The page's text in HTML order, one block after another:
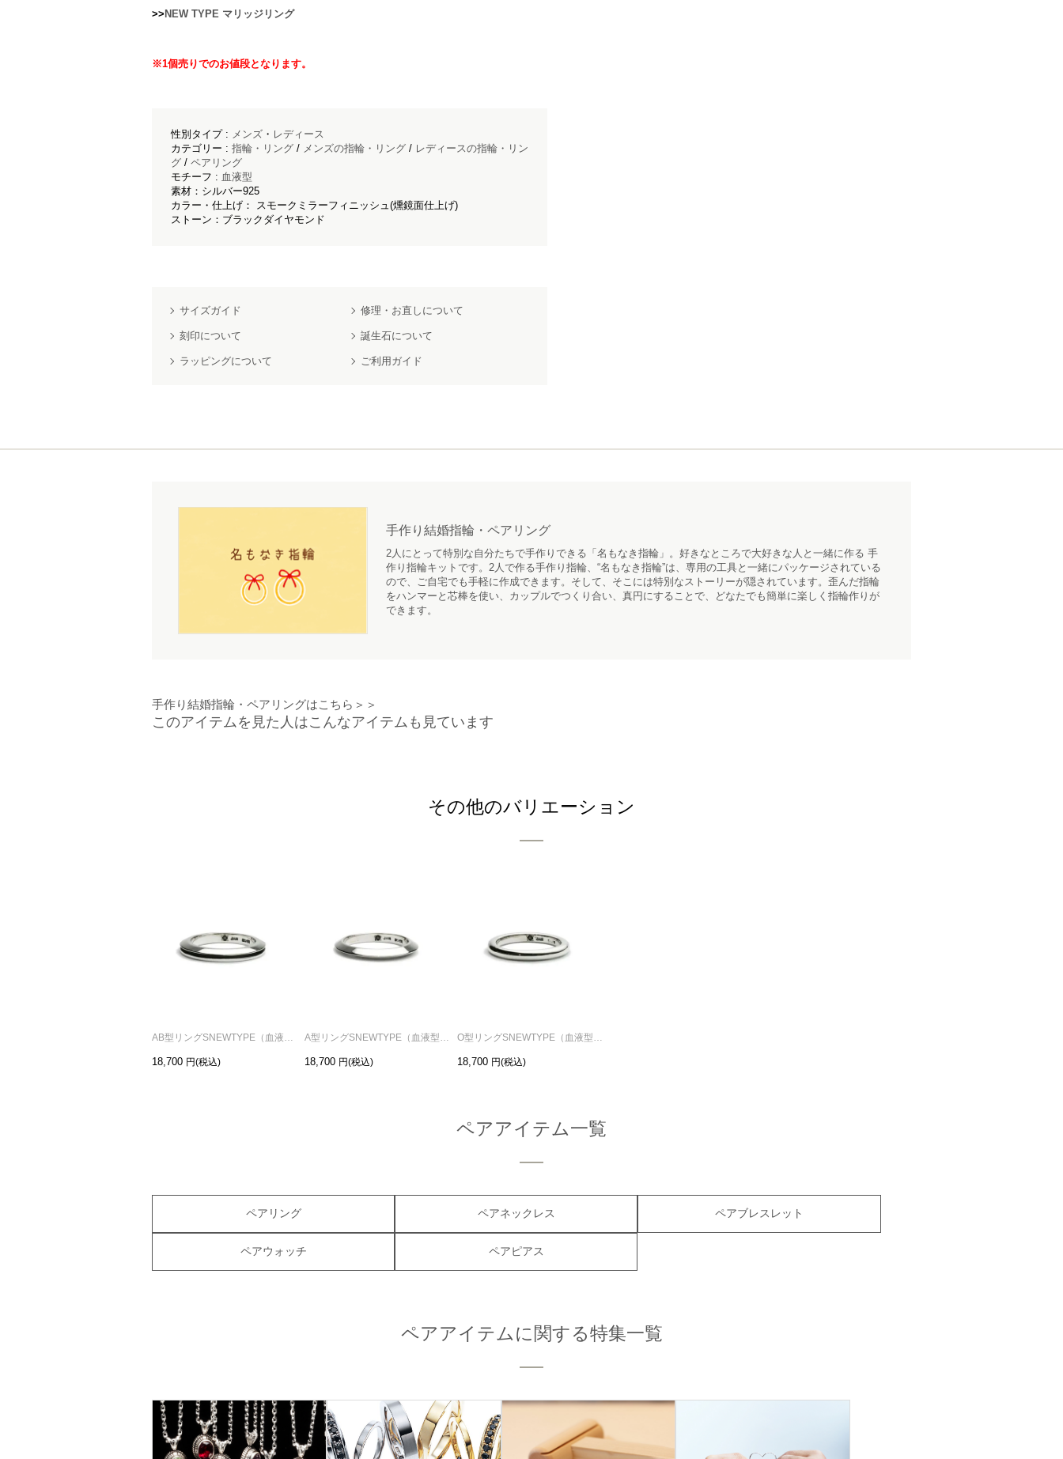
>> NEW TYPE マリッジリング
※1個売りでのお値段となります。
性別タイプ : メンズ ・ レディース
カテゴリー : 指輪・リング / メンズの指輪・リング / レディースの指輪・リン
グ / ペアリング
モチーフ : 血液型
素材：シルバー925
カラー・仕上げ： スモークミラーフィニッシュ(燻鏡面仕上げ)
ストーン：ブラックダイヤモンド
サイズガイド 修理・お直しについて
刻印について 誕生石について
ラッピングについて ご利用ガイド
手作り結婚指輪・ペアリング
2人にとって特別な自分たちで手作りできる「名もなき指輪」。好きなところで大好きな人と一緒に作る 手
作り指輪キットです。2人で作る手作り指輪、“名もなき指輪”は、専用の工具と一緒にパッケージされている
ので、ご自宅でも手軽に作成できます。そして、そこには特別なストーリーが隠されています。歪んだ指輪
をハンマーと芯棒を使い、カップルでつくり合い、真円にすることで、どなたでも簡単に楽しく指輪作りが
できます。
手作り結婚指輪・ペアリングはこちら＞＞
このアイテムを見た人はこんなアイテムも見ています
その他のバリエーション
18,700 18,700 18,700
ペアアイテム一覧
ペアリング ペアネックレス ペアブレスレット
ペアウォッチ ペアピアス
ペアアイテムに関する特集一覧